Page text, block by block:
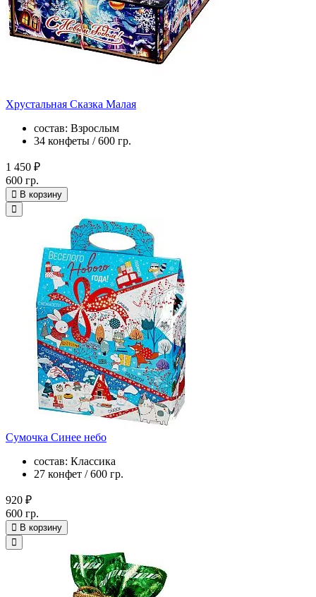
Хрустальная Сказка Малая
состав: Взрослым
34 конфеты / 600 гр.
1 450 ₽
600 гр.
В корзину
Сумочка Синее небо
состав: Классика
27 конфет / 600 гр.
920 ₽
600 гр.
В корзину